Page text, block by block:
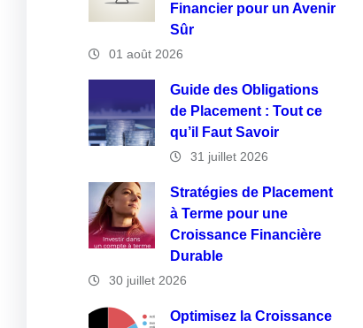
Financier pour un Avenir
Sûr
01 août 2026
Guide des Obligations
de Placement : Tout ce
qu’il Faut Savoir
31 juillet 2026
Stratégies de Placement
à Terme pour une
Croissance Financière
Durable
30 juillet 2026
Optimisez la Croissance